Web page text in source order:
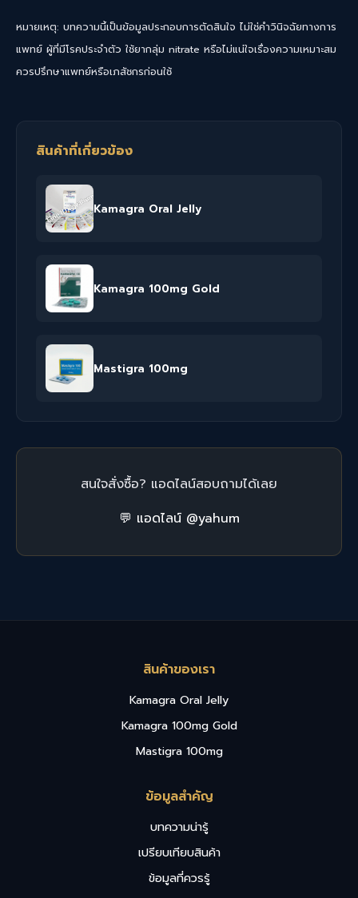
หมายเหตุ: บทความนี้เป็นข้อมูลประกอบการตัดสินใจ ไม่ใช่คำวินิจฉัยทางการ
แพทย์ ผู้ที่มีโรคประจำตัว ใช้ยากลุ่ม nitrate หรือไม่แน่ใจเรื่องความเหมาะสม
ควรปรึกษาแพทย์หรือเภสัชกรก่อนใช้
สินค้าที่เกี่ยวข้อง
Kamagra Oral Jelly
Kamagra 100mg Gold
Mastigra 100mg
สนใจสั่งซื้อ? แอดไลน์สอบถามได้เลย
💬 แอดไลน์ @yahum
สินค้าของเรา
Kamagra Oral Jelly
Kamagra 100mg Gold
Mastigra 100mg
ข้อมูลสำคัญ
บทความน่ารู้
เปรียบเทียบสินค้า
ข้อมูลที่ควรรู้